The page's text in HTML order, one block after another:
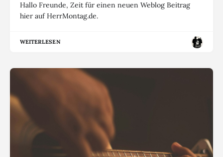
Hallo Freunde, Zeit für einen neuen Weblog Beitrag
hier auf HerrMontag.de.
WEITERLESEN